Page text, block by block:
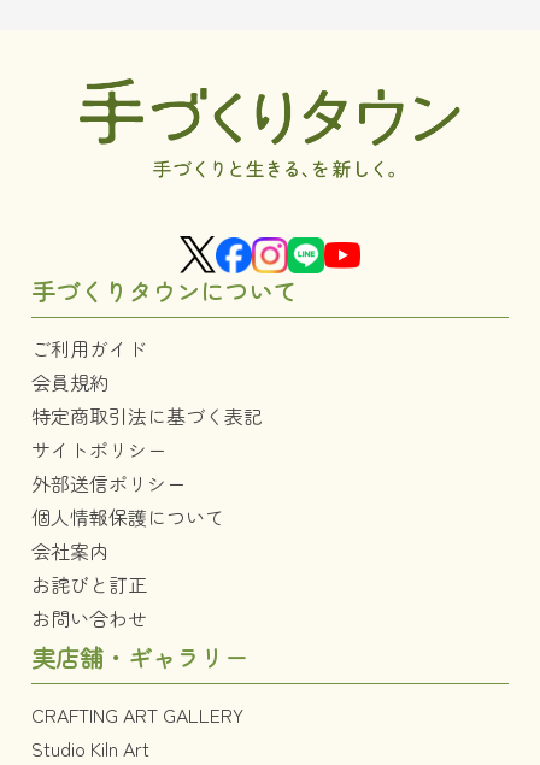
手づくりタウンについて
ご利用ガイド
会員規約
特定商取引法に基づく表記
サイトポリシー
外部送信ポリシー
個人情報保護について
会社案内
お詫びと訂正
お問い合わせ
実店舗・ギャラリー
CRAFTING ART GALLERY
Studio Kiln Art